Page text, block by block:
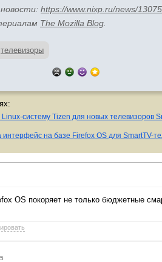
https://www.nixp.ru/news/
The Mozilla Blog
телевизоры
систему Tizen для новых телевизоров
интерфейс на базе Firefox OS для SmartTV-
OS покоряет не только бюджетные